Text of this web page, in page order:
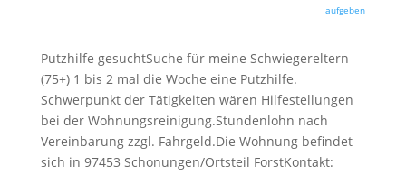
aufgeben
Putzhilfe gesuchtSuche für meine Schwiegereltern
(75+) 1 bis 2 mal die Woche eine Putzhilfe.
Schwerpunkt der Tätigkeiten wären Hilfestellungen
bei der Wohnungsreinigung.Stundenlohn nach
Vereinbarung zzgl. Fahrgeld.Die Wohnung befindet
sich in 97453 Schonungen/Ortsteil ForstKontakt: